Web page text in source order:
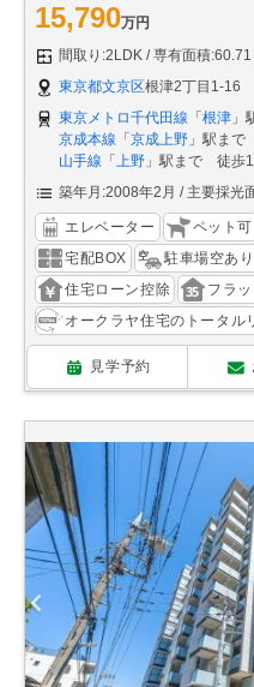
15,790万円
間取り:2LDK
専有面積
東京都文京区根津2丁目1-16
東京メトロ千代田線 「 根津 」
京成本線 「 京成上野 」駅ま
山手線 「 上野 」駅まで 徒歩
築年月:2008年2月
主要採光
エレベーター ペット可
宅配BOX
駐車場空あり
住宅ローン控除
フラ
オークラヤ住宅のトータル
見学予約